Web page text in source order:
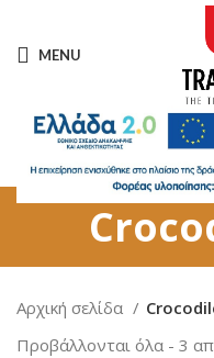
MENU
Αρχική σελίδα
Προβάλλονται όλα - 3